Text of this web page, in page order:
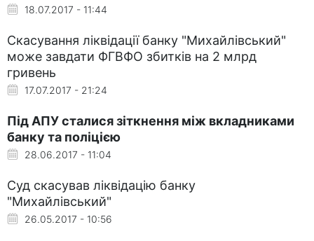
18.07.2017 - 11:44
Скасування ліквідації банку "Михайлівський"
може завдати ФГВФО збитків на 2 млрд
гривень
17.07.2017 - 21:24
Під АПУ сталися зіткнення між вкладниками
банку та поліцією
28.06.2017 - 11:04
Суд скасував ліквідацію банку
"Михайлівський"
26.05.2017 - 10:56